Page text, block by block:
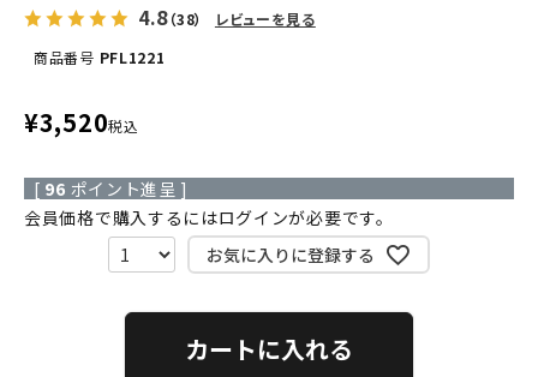
4.8（38）
レビューを見る
商品番号 PFL1221
¥3,520税込
[ 96 ポイント進呈 ]
会員価格で購入するにはログインが必要です。
お気に入りに登録する
カートに入れる